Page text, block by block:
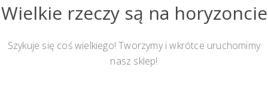
Wielkie rzeczy są na horyzoncie
Szykuje się coś wielkiego! Tworzymy i wkrótce uruchomimy
nasz sklep!